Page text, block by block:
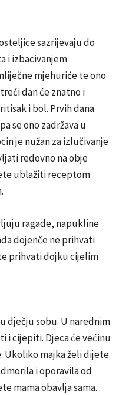
sazrijevaju do
i izbacivanjem
mjehuriće te ono
dan će znatno i
i bol. Prvih dana
se ono zadržava u
je nužan za izlučivanje
redovno na obje
ublažiti receptom
ragade, napukline
dojenče ne prihvati
prihvati dojku cijelim
dječju sobu. U narednim
i cijepiti. Djeca će većinu
Ukoliko majka želi dijete
i oporavila od
mama obavlja sama.